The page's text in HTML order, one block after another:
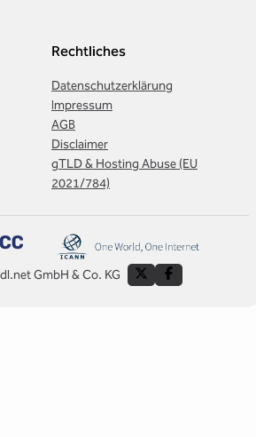
Rechtliches
Datenschutzerklärung
Impressum
AGB
Disclaimer
gTLD & Hosting Abuse (EU
2021/784)
GmbH & Co. KG